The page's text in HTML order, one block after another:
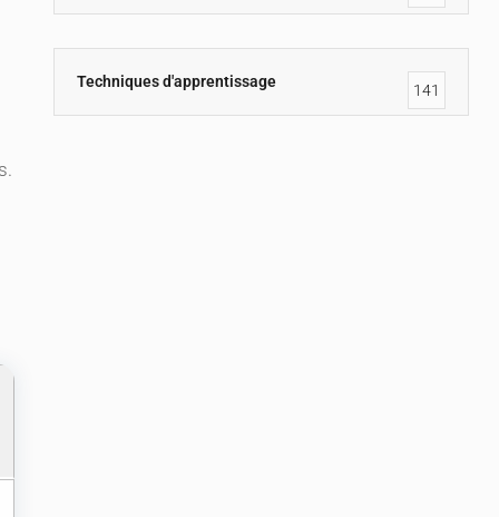
Techniques d'apprentissage 141